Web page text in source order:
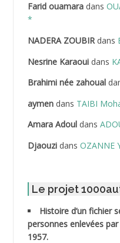
ABDELAZIZ Mohamed
ABDELHAFID Lakhdar
ABDELLI Mohamed
ABDELLI Mohamed *
ABDELMOUMENE
ABDESMED Mohamed
Farid ouamaradans
*
NADERA ZOUBIRdans
Nesrine Karaouidans
Brahimi née zahoual
aymendans TAIBI
Amara Adouldans
Djaouzidans OZANNE
Le projet
Histoire d’un fichier
personnes enlevées
1957.